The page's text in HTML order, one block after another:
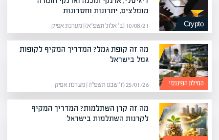
Crypto
מומלצים, יתרונות וחסרונות
10/08/21 (ב׳ אלול תשפ״א) | מערכת אפיק
המילון הפיננסי
מה זה קופת גמל? המדריך המקיף לקופות
גמל בישראל
25/01/26 (ז׳ שבט תשפ״ו) | מערכת אפיק
מה זה קרן השתלמות? המדריך המקיף
לקרנות השתלמות בישראל